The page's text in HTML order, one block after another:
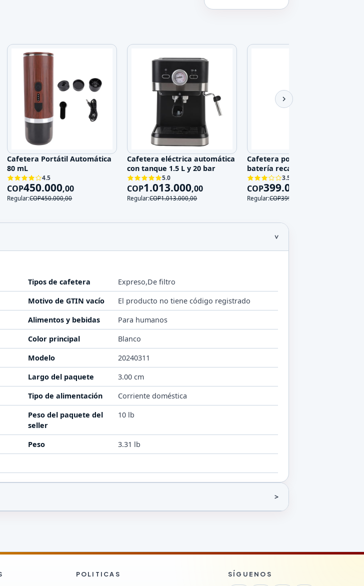
Cafetera Portátil Automática
80 mL
4.5
COP450.000,00
Regular:COP450.000,00
Cafetera eléctrica automática
con tanque 1.5 L y 20 bar
5.0
COP1.013.000,00
Regular:COP1.013.000,00
Cafetera portátil de vacío con
batería recargable 200 mL
3.5
COP399.000
Regular:COP399.000
Tipos de cafetera
Expreso,De filtro
Motivo de GTIN vacío
El producto no tiene código registrado
Alimentos y bebidas
Para humanos
Color principal
Blanco
Modelo
20240311
Largo del paquete
3.00 cm
Tipo de alimentación
Corriente doméstica
Peso del paquete del
seller
10 lb
Peso
3.31 lb
POLITICAS SÍGUENOS